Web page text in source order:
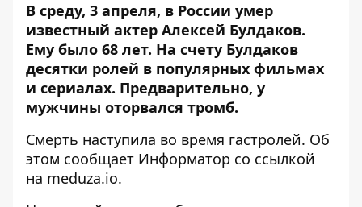
В среду, 3 апреля, в России умер
известный актер Алексей Булдаков.
Ему было 68 лет. На счету Булдаков
десятки ролей в популярных фильмах
и сериалах. Предварительно, у
мужчины оторвался тромб.
Смерть наступила во время гастролей. Об
этом сообщает Информатор со ссылкой
на meduza.io.